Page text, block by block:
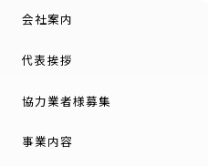
会社案内
代表挨拶
協力業者様募集
事業内容